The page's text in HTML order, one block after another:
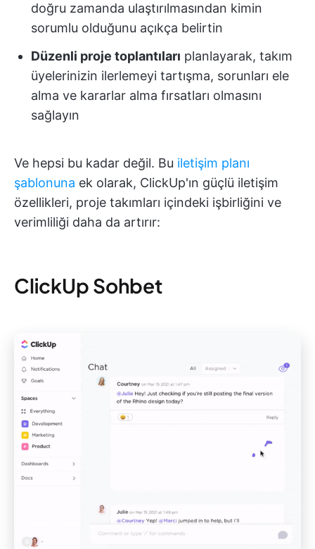
doğru zamanda ulaştırılmasından kimin
sorumlu olduğunu açıkça belirtin
Düzenli proje toplantıları planlayarak, takım
üyelerinizin ilerlemeyi tartışma, sorunları ele
alma ve kararlar alma fırsatları olmasını
sağlayın
Ve hepsi bu kadar değil. Bu iletişim planı
şablonuna ek olarak, ClickUp'ın güçlü iletişim
özellikleri, proje takımları içindeki işbirliğini ve
verimliliği daha da artırır:
ClickUp Sohbet